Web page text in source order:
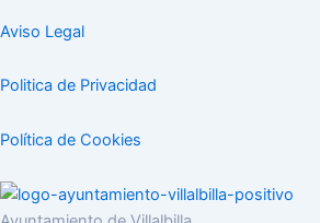
Aviso Legal
Politica de Privacidad
Política de Cookies